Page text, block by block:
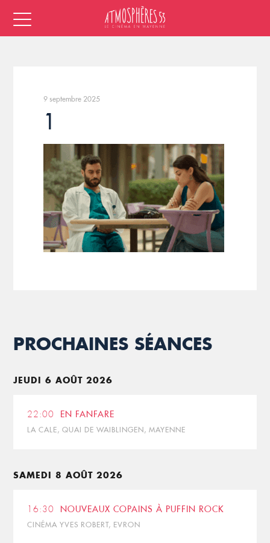
9 septembre 2025
1
PROCHAINES SÉANCES
JEUDI 6 AOÛT 2026
22:00 EN FANFARE
LA CALE, QUAI DE WAIBLINGEN, MAYENNE
SAMEDI 8 AOÛT 2026
16:30 NOUVEAUX COPAINS À PUFFIN ROCK
CINÉMA YVES ROBERT, EVRON